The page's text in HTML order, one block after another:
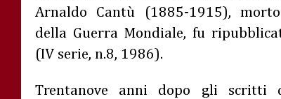
Arnaldo Cantù (1885-1915),
della Guerra Mondiale, fu
(IV serie, n.8, 1986).
Trentanove anni dopo gli scritti